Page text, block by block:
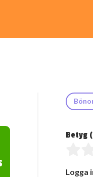
Betyg (
Logga